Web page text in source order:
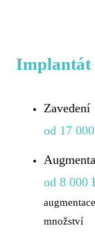
Implantát
Zavedení
od 17
od 8 000
množství